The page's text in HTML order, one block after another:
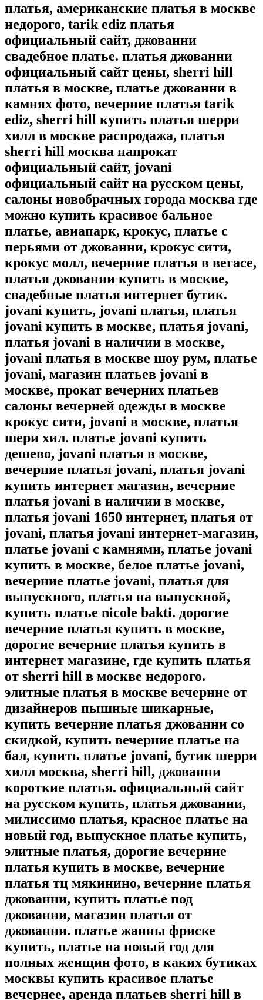
платья, американские платья в москве
недорого, tarik ediz платья
официальный сайт, джованни
свадебное платье. платья джованни
официальный сайт цены, sherri hill
платья в москве, платье джованни в
камнях фото, вечерние платья tarik
ediz, sherri hill купить платья шерри
хилл в москве распродажа, платья
sherri hill москва напрокат
официальный сайт, jovani
официальный сайт на русском цены,
салоны новобрачных города москва где
можно купить красивое бальное
платье, авиапарк, крокус, платье с
перьями от джованни, крокус сити,
крокус молл, вечерние платья в вегасе,
платья джованни купить в москве,
свадебные платья интернет бутик.
jovani купить, jovani платья, платья
jovani купить в москве, платья jovani,
платья jovani в наличии в москве,
jovani платья в москве шоу рум, платье
jovani, магазин платьев jovani в
москве, прокат вечерних платьев
салоны вечерней одежды в москве
крокус сити, jovani в москве, платья
шери хил. платье jovani купить
дешево, jovani платья в москве,
вечерние платья jovani, платья jovani
купить интернет магазин, вечерние
платья jovani в наличии в москве,
платья jovani 1650 интернет, платья от
jovani, платья jovani интернет-магазин,
платье jovani с камнями, платье jovani
купить в москве, белое платье jovani,
вечерние платье jovani, платья для
выпускного, платья на выпускной,
купить платье nicole bakti. дорогие
вечерние платья купить в москве,
дорогие вечерние платья купить в
интернет магазине, где купить платья
от sherri hill в москве недорого.
элитные платья в москве вечерние от
дизайнеров пышные шикарные,
купить вечерние платья джованни со
скидкой, купить вечерние платье на
бал, купить платье jovani, бутик шерри
хилл москва, sherri hill, джованни
короткие платья. официальный сайт
на русском купить, платья джованни,
милиссимо платья, красное платье на
новый год, выпускное платье купить,
элитные платья, дорогие вечерние
платья купить в москве, вечерние
платья тц мякинино, вечерние платья
джованни, купить платье под
джованни, магазин платья от
джованни. платье жанны фриске
купить, платье на новый год для
полных женщин фото, в каких бутиках
москвы купить красивое платье
вечернее, аренда платьев sherri hill в